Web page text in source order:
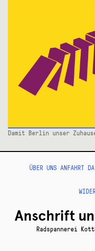
Damit Berlin unser
ÜBER UNS ANFAHRT
Anschrift
Radspannerei